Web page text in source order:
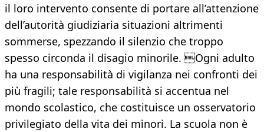
il loro intervento consente di portare all’attenzione
dell’autorità giudiziaria situazioni altrimenti
sommerse, spezzando il silenzio che troppo
spesso circonda il disagio minorile. Ogni adulto
ha una responsabilità di vigilanza nei confronti dei
più fragili; tale responsabilità si accentua nel
mondo scolastico, che costituisce un osservatorio
privilegiato della vita dei minori. La scuola non è